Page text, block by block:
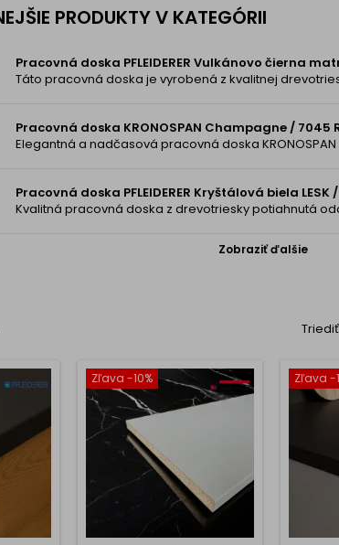
PRODUKTY V KATEGÓRII
Pracovná doska PFLEIDERER Vulkánovo čierna
Pracovná doska KRONOSPAN Champagne / 7045
Pracovná doska PFLEIDERER Kryštálová biela LESK /
Zobraziť ďalšie
Zľava -10% Zľava -